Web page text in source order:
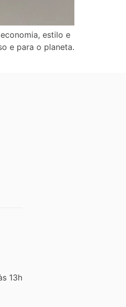
estilo e
e para o planeta.
13h